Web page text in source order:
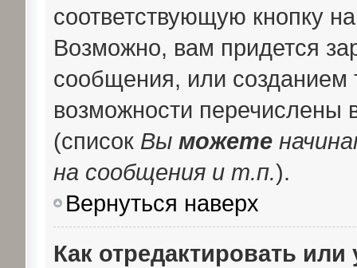
соответствующую кнопку
Возможно, вам придется
сообщения, или
возможности перечислены
(список Вы можете
на сообщения и т.п.).
Вернуться наверх
Как отредактировать